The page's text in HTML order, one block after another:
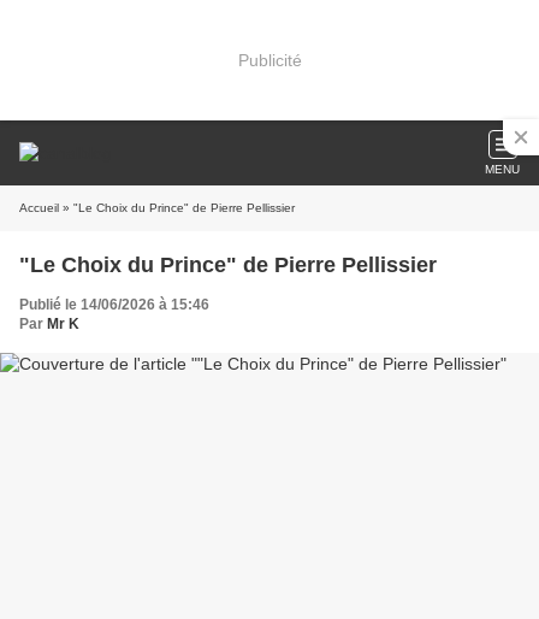
Publicité
MENU
Accueil » "Le Choix du Prince" de Pierre Pellissier
"Le Choix du Prince" de Pierre Pellissier
Publié le 14/06/2026 à 15:46
Par Mr K